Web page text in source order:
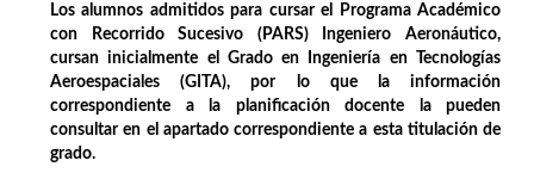
Los alumnos admitidos para cursar el Programa Académico
con Recorrido Sucesivo (PARS) Ingeniero Aeronáutico,
cursan inicialmente el Grado en Ingeniería en Tecnologías
Aeroespaciales (GITA), por lo que la información
correspondiente a la planificación docente la pueden
consultar en el apartado correspondiente a esta titulación de
grado.